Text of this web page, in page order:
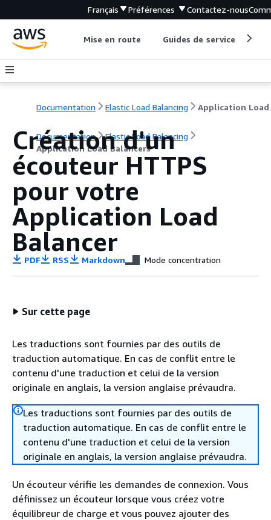
Français Préférences Contactez-nous
Mise en route Guides de service
Documentation Elastic Load Balancing
Documentation
Elastic Load Balancing
Application Load Balancers
Création d'un
écouteur HTTPS
pour votre
Application Load
Balancer
PDF RSS Markdown Mode concentration
Sur cette page
Les traductions sont fournies par des outils de
traduction automatique. En cas de conflit entre le
contenu d'une traduction et celui de la version
originale en anglais, la version anglaise prévaudra.
Les traductions sont fournies par des outils de
traduction automatique. En cas de conflit entre le
contenu d'une traduction et celui de la version
originale en anglais, la version anglaise prévaudra.
Un écouteur vérifie les demandes de connexion. Vous
définissez un écouteur lorsque vous créez votre
équilibreur de charge et vous pouvez ajouter des